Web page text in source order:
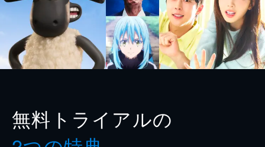
無料トライアルの